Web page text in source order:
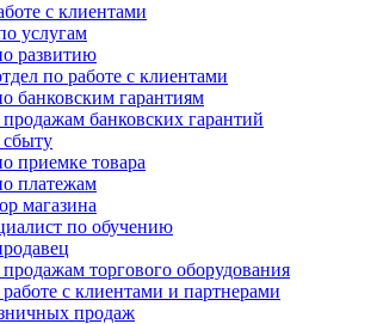
с клиентами
услугам
развитию
по работе с клиентами
банковским гарантиям
банковских гарантий
приемке товара
платежам
магазина
по обучению
торгового оборудования
с клиентами и партнерами
продаж